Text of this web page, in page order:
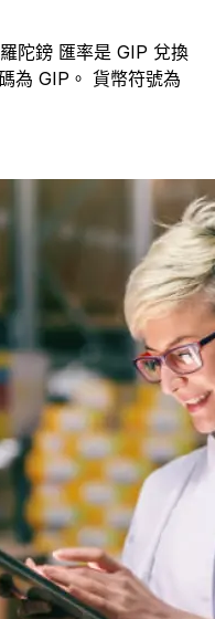
陀鎊 匯率是 GIP 兌換
為 GIP。 貨幣符號為